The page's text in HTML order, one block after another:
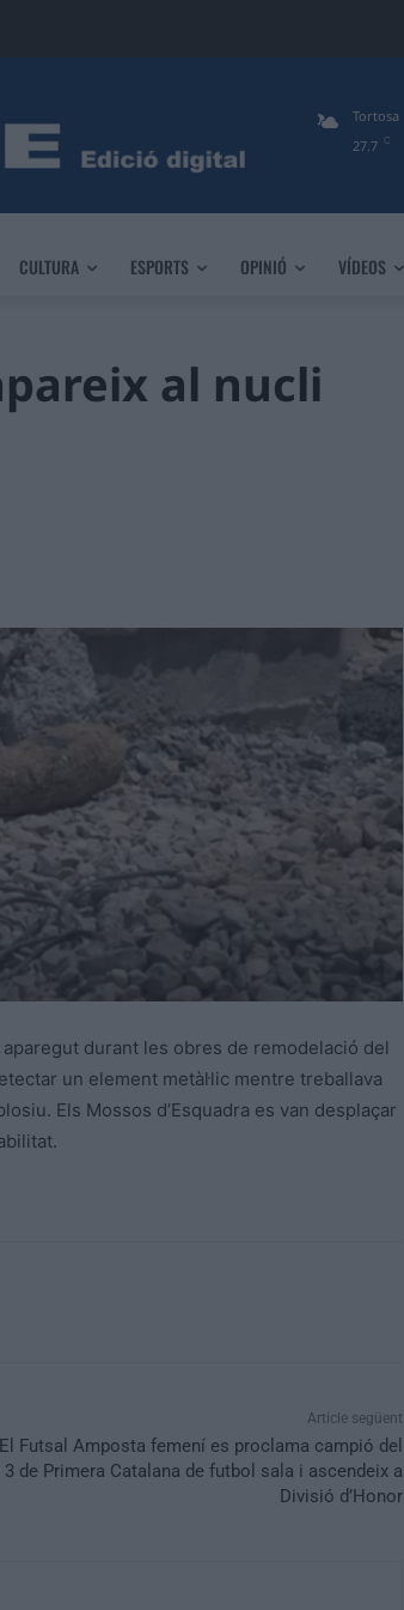
27.7 C
Tortosa
CULTURA ESPORTS OPINIÓ VÍDEOS
al nucli
aparegut durant les obres de remodelació del
un element metàl·lic mentre treballava
Els Mossos d’Esquadra es van desplaçar
Article següent
El Futsal Amposta femení es proclama campió del
3 de Primera Catalana de futbol sala i ascendeix a
Divisió d’Honor